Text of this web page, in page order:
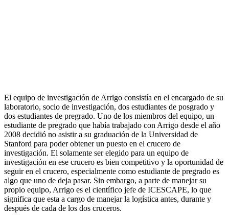
El equipo de investigación de Arrigo consistía en el encargado de su
laboratorio, socio de investigación, dos estudiantes de posgrado y
dos estudiantes de pregrado. Uno de los miembros del equipo, un
estudiante de pregrado que había trabajado con Arrigo desde el año
2008 decidió no asistir a su graduación de la Universidad de
Stanford para poder obtener un puesto en el crucero de
investigación. El solamente ser elegido para un equipo de
investigación en ese crucero es bien competitivo y la oportunidad de
seguir en el crucero, especialmente como estudiante de pregrado es
algo que uno de deja pasar. Sin embargo, a parte de manejar su
propio equipo, Arrigo es el científico jefe de ICESCAPE, lo que
significa que esta a cargo de manejar la logística antes, durante y
después de cada de los dos cruceros.